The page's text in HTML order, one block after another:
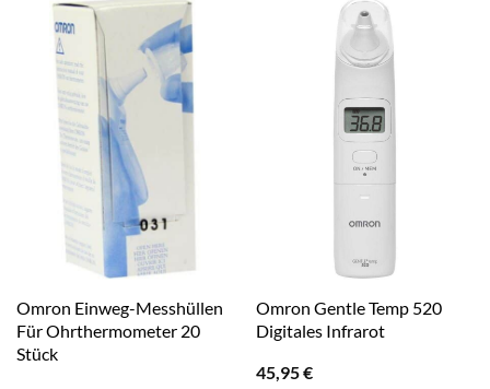
Omron Einweg-Messhüllen
Für Ohrthermometer 20
Stück
Omron Gentle Temp 520
Digitales Infrarot
45,95€